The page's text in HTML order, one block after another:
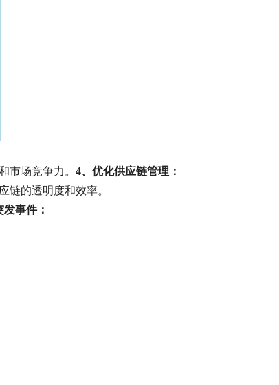
市场竞争力。 4、优化供应链管理：
链的透明度和效率。
事件：